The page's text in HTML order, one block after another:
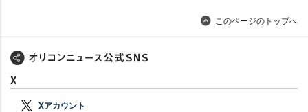
このページのトップへ
X
Xアカウント